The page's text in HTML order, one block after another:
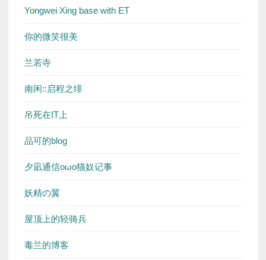
Yongwei Xing base with ET
你的微笑很美
兰若寺
南闲::启程之绯
吊死在IT上
品可的blog
夕凪通信oωo猫奴记事
妖精の翼
屋顶上的轻骑兵
毒兰的博客